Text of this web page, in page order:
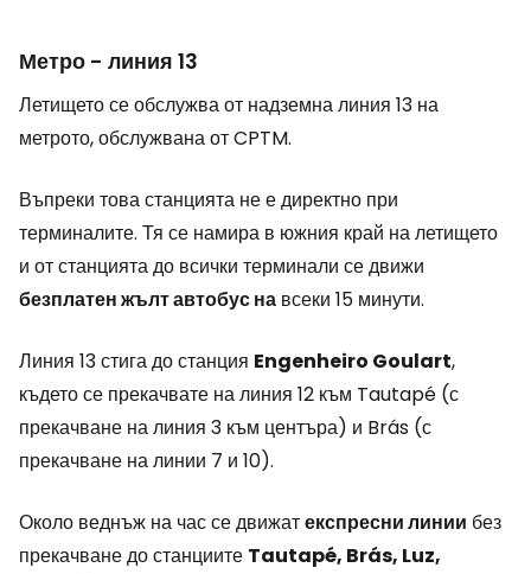
Метро - линия 13
Летището се обслужва от надземна линия 13 на
метрото, обслужвана от CPTM.
Въпреки това станцията не е директно при
терминалите. Тя се намира в южния край на летището
и от станцията до всички терминали се движи
безплатен жълт автобус на всеки 15 минути.
Линия 13 стига до станция Engenheiro Goulart,
където се прекачвате на линия 12 към Tautapé (с
прекачване на линия 3 към центъра) и Brás (с
прекачване на линии 7 и 10).
Около веднъж на час се движатекспресни линии без
прекачване до станциите Tautapé, Brás, Luz,